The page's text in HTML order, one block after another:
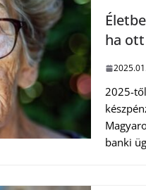
ha
2025-
banki